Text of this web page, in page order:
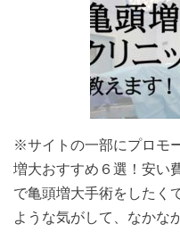
※サイトの一部にプロモ
増大おすすめ６選！安い
で亀頭増大手術をしたく
ような気がして、なかな